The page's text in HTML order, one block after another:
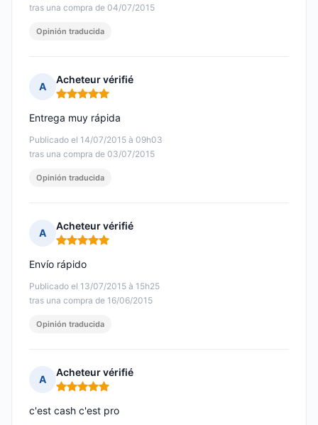
tras una compra de 04/07/2015
Opinión traducida
A
Acheteur vérifié
Nota: 5 de 5
Publicado el 14/07/2015 à 09h03
tras una compra de 03/07/2015
Entrega muy rápida
Opinión traducida
A
Acheteur vérifié
Nota: 5 de 5
Publicado el 13/07/2015 à 15h25
tras una compra de 16/06/2015
Envío rápido
Opinión traducida
A
Acheteur vérifié
Nota: 5 de 5
c'est cash c'est pro